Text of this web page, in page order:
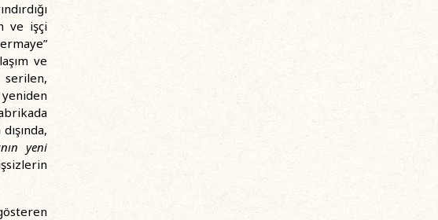
ve işçi
ve
yeni